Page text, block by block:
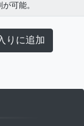
可能。
に追加